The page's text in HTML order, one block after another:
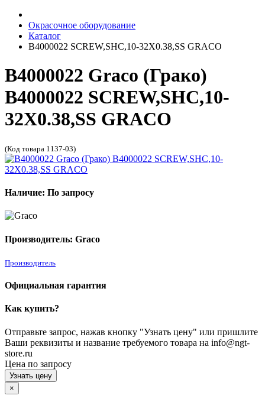
Окрасочное оборудование
Каталог
B4000022 SCREW,SHC,10-32X0.38,SS GRACO
B4000022 Graco (Грако)
B4000022 SCREW,SHC,10-
32X0.38,SS GRACO
(Код товара 1137-03)
Наличие: По запросу
Производитель: Graco
Производитель
Официальная гарантия
Как купить?
Отправьте запрос, нажав кнопку "Узнать цену" или пришлите
Ваши реквизиты и название требуемого товара на info@ngt-
store.ru
Цена по запросу
Узнать цену
×